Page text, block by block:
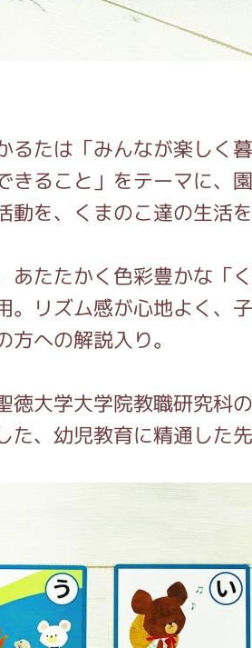
るたは「みんなが楽しく
きること」をテーマに、
動を、くまのこ達の生活
あたたかく色彩豊かな「
。リズム感が心地よく、
方への解説入り。
徳大学大学院教職研究科
た、幼児教育に精通した